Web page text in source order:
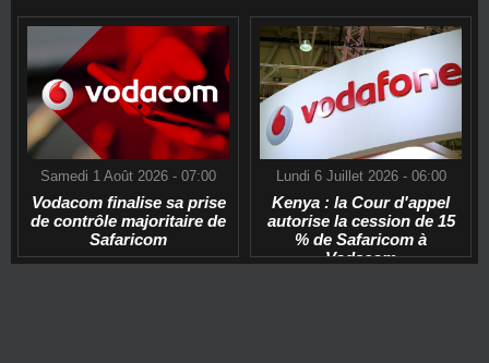
Samedi 1 Août 2026 - 07:00
Vodacom finalise sa prise
de contrôle majoritaire de
Safaricom
Lundi 6 Juillet 2026 - 06:00
Kenya : la Cour d'appel
autorise la cession de 15
% de Safaricom à
Vodacom